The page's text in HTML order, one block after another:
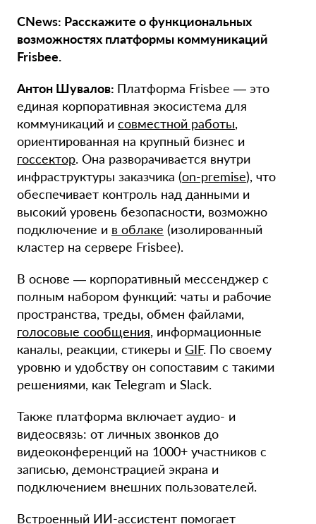
CNews: Расскажите о функциональных
возможностях платформы коммуникаций
Frisbee.
Антон Шувалов: Платформа Frisbee — это
единая корпоративная экосистема для
коммуникаций и совместной работы,
ориентированная на крупный бизнес и
госсектор. Она разворачивается внутри
инфраструктуры заказчика (on-premise), что
обеспечивает контроль над данными и
высокий уровень безопасности, возможно
подключение и в облаке (изолированный
кластер на сервере Frisbee).
В основе — корпоративный мессенджер с
полным набором функций: чаты и рабочие
пространства, треды, обмен файлами,
голосовые сообщения, информационные
каналы, реакции, стикеры и GIF. По своему
уровню и удобству он сопоставим с такими
решениями, как Telegram и Slack.
Также платформа включает аудио- и
видеосвязь: от личных звонков до
видеоконференций на 1000+ участников с
записью, демонстрацией экрана и
подключением внешних пользователей.
Встроенный ИИ-ассистент помогает